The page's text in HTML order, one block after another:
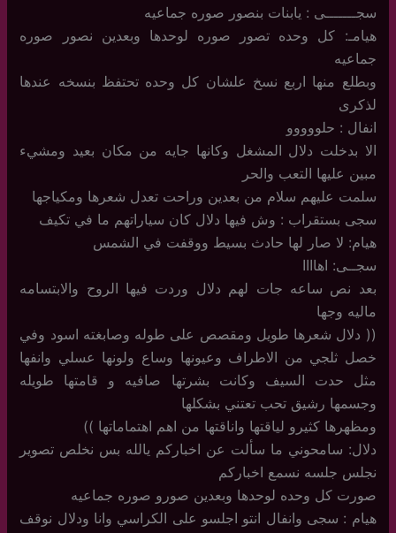
سجـــــــى : يابنات بنصور صوره جماعيه
هيامـ: كل وحده تصور صوره لوحدها وبعدين نصور صوره
جماعيه
وبطلع منها اربع نسخ علشان كل وحده تحتفظ بنسخه عندها
لذكرى
انفال : حلووووو
الا بدخلت دلال المشغل وكانها جايه من مكان بعيد ومشيء
مبين عليها التعب والحر
سلمت عليهم سلام من بعدين وراحت تعدل شعرها ومكياجها
سجى بستقراب : وش فيها دلال كان سياراتهم ما في تكيف
هيام: لا صار لها حادث بسيط ووقفت في الشمس
سجــى: اهاااا
بعد نص ساعه جات لهم دلال وردت فيها الروح والابتسامه
ماليه وجها
(( دلال شعرها طويل ومقصص على طوله وصابغته اسود وفي
خصل ثلجي من الاطراف وعيونها وساع ولونها عسلي وانفها
مثل حدت السيف وكانت بشرتها صافيه و قامتها طويله
وجسمها رشيق تحب تعتني بشكلها
ومظهرها كثيرو لياقتها واناقتها من اهم اهتماماتها ))
دلال: سامحوني ما سألت عن اخباركم يالله بس نخلص تصوير
نجلس جلسه نسمع اخباركم
صورت كل وحده لوحدها وبعدين صورو صوره جماعيه
هيام : سجى وانفال انتو اجلسو على الكراسي وانا ودلال نوقف